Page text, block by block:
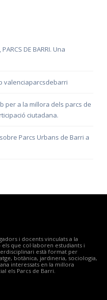
DE BARRI. Una
valenciaparcsdebarri
per a la millora dels parcs de
ciutadana.
Parcs Urbans de Barri a
i docents vinculats a la
que col·laboren estudiants i
està format per
botànica, jardineria, sociologia,
interessats en la millora
els Parcs de Barri.